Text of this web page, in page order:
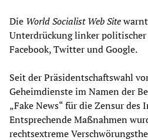
Die World Socialist Web Site
Unterdrückung linker
Facebook, Twitter und Google.
Seit der Präsidentschaftswahl
Geheimdienste im Namen der
„Fake News“ für die Zensur des
Entsprechende Maßnahmen
rechtsextreme